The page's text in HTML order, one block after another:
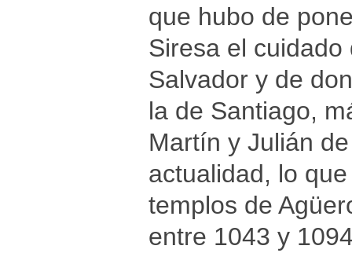
que hubo de
Siresa el
Salvador y de
la de Santiago,
Martín y Julián
actualidad, lo
templos de
entre 1043 y